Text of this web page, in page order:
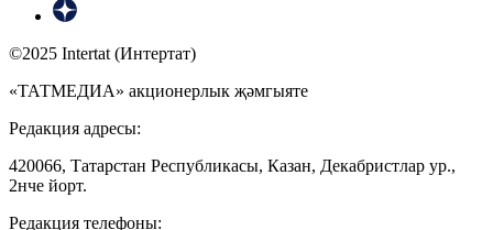
©2025 Intertat (Интертат)
«ТАТМЕДИА» акционерлык җәмгыяте
Редакция адресы:
420066, Татарстан Республикасы, Казан, Декабристлар ур.,
2нче йорт.
Редакция телефоны: